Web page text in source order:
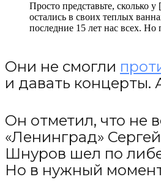
Просто представьте,
остались в своих теплых
последние 15 лет нас всех.
Они не смогли
и давать концерты.
Он отметил, что не
«Ленинград»
Шнуров шел по
Но в нужный